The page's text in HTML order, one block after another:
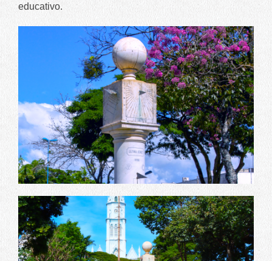
educativo.